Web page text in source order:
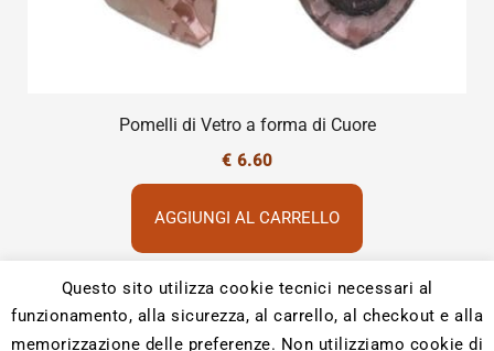
Pomelli di Vetro a forma di Cuore
€ 6.60
AGGIUNGI AL CARRELLO
Questo sito utilizza cookie tecnici necessari al
funzionamento, alla sicurezza, al carrello, al checkout e alla
memorizzazione delle preferenze. Non utilizziamo cookie di